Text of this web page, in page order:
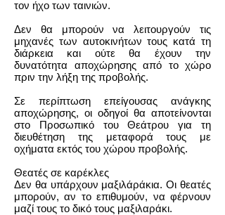
τον ήχο των ταινιών.
Δεν θα μπορούν να λειτουργούν τις
μηχανές των αυτοκινήτων τους κατά τη
διάρκεια και ούτε θα έχουν την
δυνατότητα αποχώρησης από το χώρο
πριν την λήξη της προβολής.
Σε περίπτωση επείγουσας ανάγκης
αποχώρησης, οι οδηγοί θα αποτείνονται
στο Προσωπικό του Θεάτρου για τη
διευθέτηση της μεταφορά τους με
οχήματα εκτός του χώρου προβολής.
Θεατές σε καρέκλες
Δεν θα υπάρχουν μαξιλάράκια. Οι θεατές
μπορούν, αν το επιθυμούν, να φέρνουν
μαζί τους το δικό τους μαξιλαράκι.